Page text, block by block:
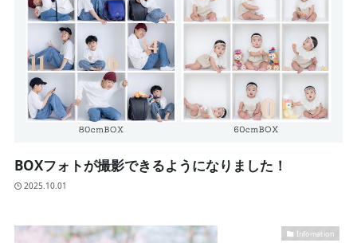
BOXフォトが撮影できるようになりました！
2025.10.01
Infomation